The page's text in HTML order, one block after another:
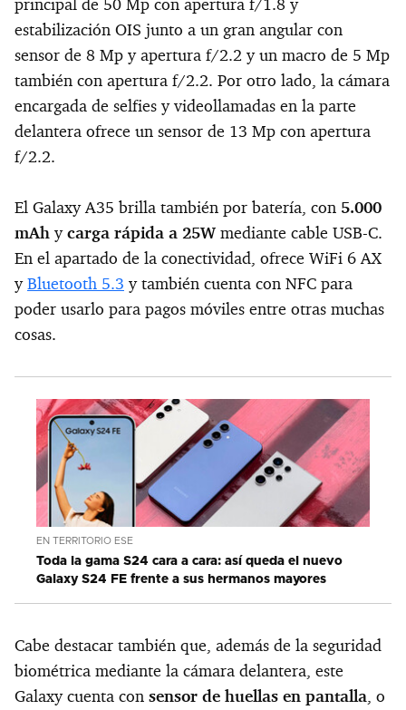
principal de 50 Mp con apertura f/1.8 y
estabilización OIS junto a un gran angular con
sensor de 8 Mp y apertura f/2.2 y un macro de 5 Mp
también con apertura f/2.2. Por otro lado, la cámara
encargada de selfies y videollamadas en la parte
delantera ofrece un sensor de 13 Mp con apertura
f/2.2.
El Galaxy A35 brilla también por batería, con 5.000
mAh ycarga rápida a 25W mediante cable USB-C.
En el apartado de la conectividad, ofrece WiFi 6 AX
yBluetooth 5.3 y también cuenta con NFC para
poder usarlo para pagos móviles entre otras muchas
cosas.
EN TERRITORIO ESE
Toda la gama S24 cara a cara: así queda el nuevo
Galaxy S24 FE frente a sus hermanos mayores
Cabe destacar también que, además de la seguridad
biométrica mediante la cámara delantera, este
Galaxy cuenta con sensor de huellas en pantalla, o